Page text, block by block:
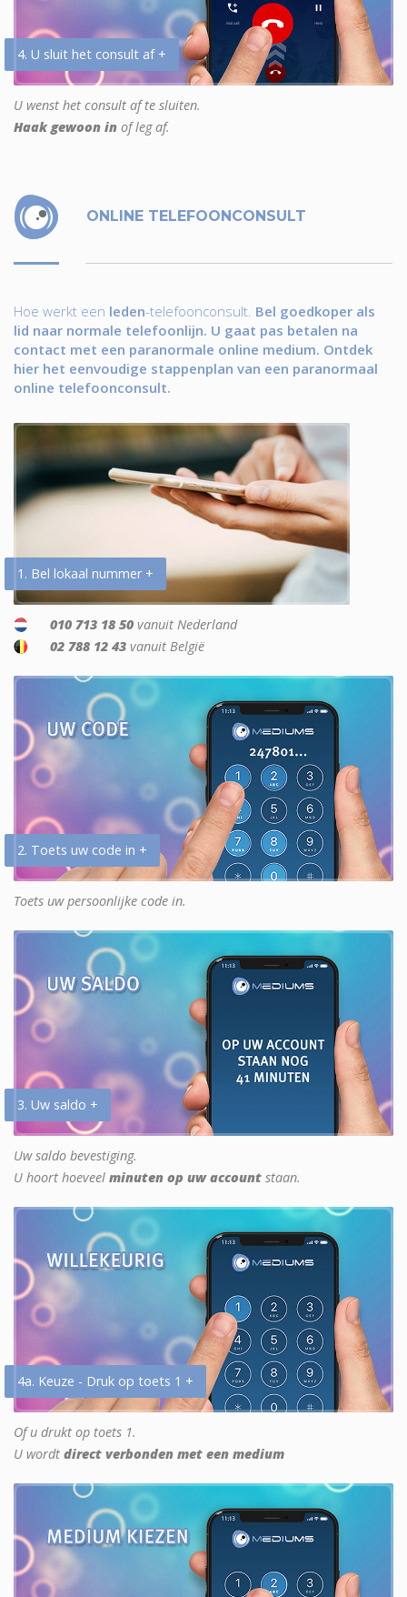
4. U sluit het consult af +
U wenst het consult af te sluiten.
Haak gewoon in of leg af.
ONLINE TELEFOONCONSULT
Hoe werkt een leden-telefoonconsult. Bel goedkoper als
lid naar normale telefoonlijn. U gaat pas betalen na
contact met een paranormale online medium. Ontdek
hier het eenvoudige stappenplan van een paranormaal
online telefoonconsult.
1. Bel lokaal nummer +
010 713 18 50 vanuit Nederland
02 788 12 43 vanuit België
2. Toets uw code in +
Toets uw persoonlijke code in.
3. Uw saldo +
Uw saldo bevestiging.
U hoort hoeveel minuten op uw account staan.
4a. Keuze - Druk op toets 1 +
Of u drukt op toets 1.
U wordt direct verbonden met een medium